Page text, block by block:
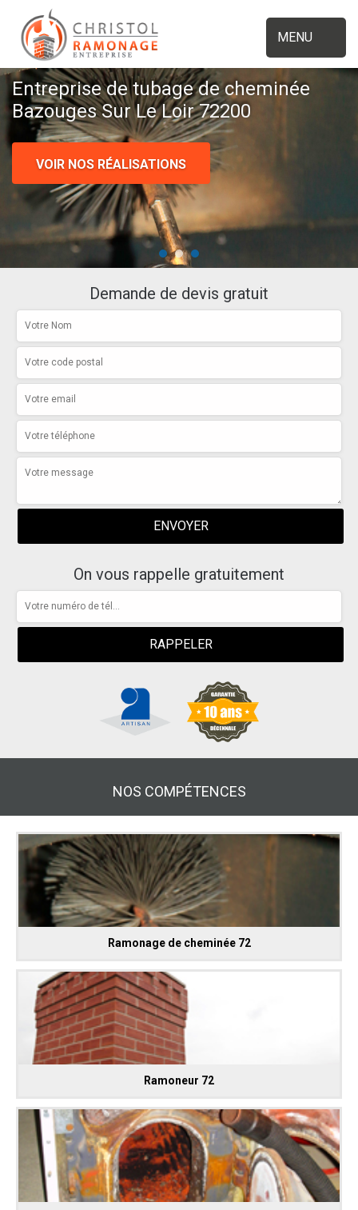
MENU
Entreprise de tubage de cheminée
Bazouges Sur Le Loir 72200
VOIR NOS RÉALISATIONS
Demande de devis gratuit
On vous rappelle gratuitement
NOS COMPÉTENCES
Ramonage de cheminée 72
Ramoneur 72